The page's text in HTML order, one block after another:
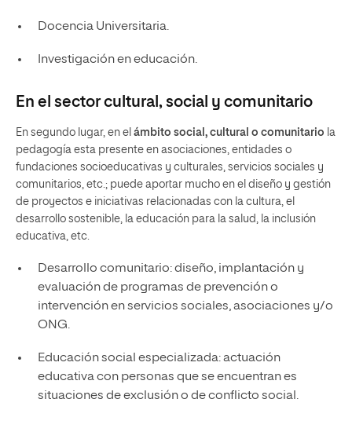
Docencia Universitaria.
Investigación en educación.
En el sector cultural, social y comunitario
En segundo lugar, en el ámbito social, cultural o comunitario la
pedagogía esta presente en asociaciones, entidades o
fundaciones socioeducativas y culturales, servicios sociales y
comunitarios, etc.; puede aportar mucho en el diseño y gestión
de proyectos e iniciativas relacionadas con la cultura, el
desarrollo sostenible, la educación para la salud, la inclusión
educativa, etc.
Desarrollo comunitario: diseño, implantación y
evaluación de programas de prevención o
intervención en servicios sociales, asociaciones y/o
ONG.
Educación social especializada: actuación
educativa con personas que se encuentran es
situaciones de exclusión o de conflicto social.